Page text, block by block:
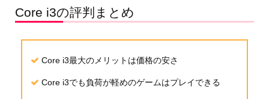
Core i3の評判まとめ
Core i3最大のメリットは価格の安さ
Core i3でも負荷が軽めのゲームはプレイできる